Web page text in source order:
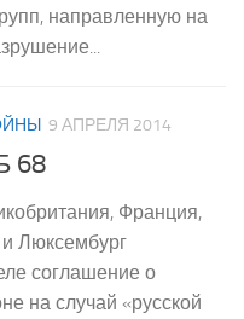
направленную на
9 АПРЕЛЯ 2014
68
Франция,
Люксембург
соглашение о
на случай «русской